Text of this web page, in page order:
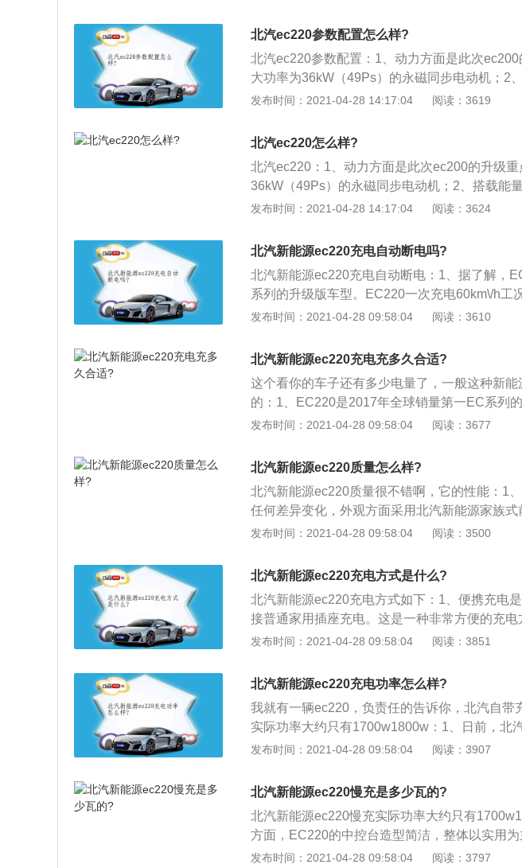
大续航里程可达200公里；3、外观方面，车头
还配有雾灯。前风挡采用单雨刷设计。黑色钢
提高美观度。充电方面配备了两种充电装置：
h）。直流快充口位于logo下，交流慢充口位于
仪表盘显示清晰，左侧能量表可以显示输出功率
北汽ec220参数配置怎么样?
北汽ec220参数配置：1、动力方面是此次
大功率为36kW（49Ps）的永磁同步电动机；2
g的三元锂电池，最大续航里程大于200km，并
电控系统，针对电控部件进行了集成化设计；4
制单元高度集成为PDU，为车辆增加了更多的
提升作用。
发布时间：2021-04-28 14:17:04 阅读：3619
北汽ec220怎么样?
北汽ec220：1、动力方面是此次ec200的升级
36kW（49Ps）的永磁同步电动机；2、搭载能
锂电池，最大续航里程大于200km，并支持慢充
统，针对电控部件进行了集成化设计，让高压
集成为PDU，为车辆增加了更多的缓冲空间，
发布时间：2021-04-28 14:17:04 阅读：3624
北汽新能源ec220充电自动断电吗?
北汽新能源ec220充电自动断电：1、据了解，
系列的升级版车型。EC220一次充电60km\/h工
提升至215公里；2、能量久：EC220采用智能
快，0-50km\/h加速时间仅需6s。
发布时间：2021-04-28 09:58:04 阅读：3610
北汽新能源ec220充电充多久合适?
这个看你的车子还有多少电量了，一般这种新
的：1、EC220是2017年全球销量第一EC系列
0km\/h工况续航提升至171公里，等速续航提升
稳：旋钮式电子换挡，4挡智能控制行车稳起步
4、操控棒：正向研发纯电动汽车专业底盘，转
如轻松驾驭，可以说升级版的EC220增加了用
发布时间：2021-04-28 09:58:04 阅读：3677
北汽新能源ec220质量怎么样?
北汽新能源ec220质量很不错啊，它的性能：1
任何差异变化，外观方面采用北汽新能源家族
设计突显新能源车型，头灯采用卤素光源，进行
车身造型采用当下主流的微型车设计风格，非常
75mm×1630mm×1518mm，轴距为2360mm，
是非常实用，配装165\/50R14尺寸轮胎，更加
型去掉了原有版本一键启动功能，其它配置无
盘，全车仿皮质座椅，座椅填充非常不错，软硬
体放倒，以增加车内使用空间；4、动力方面，
动，最大扭矩140N.m，电池组也更换为磷酸铁
架部分配以前麦弗逊式独立悬架后拖拽臂式非独
发布时间：2021-04-28 09:58:04 阅读：3500
北汽新能源ec220充电方式是什么?
北汽新能源ec220充电方式如下：1、便携充电
接普通家用插座充电。这是一种非常方便的充
充电；2、家用充电桩是最常见的一种充电桩。
装；3、家用充电桩虽然不错，但还有很多用户
合，无法安装家用充电桩。对他们来说，公共
里不能建充电桩，就只能到公共充电桩充电了。
方电网这类电力企业建设并维护经营。
发布时间：2021-04-28 09:58:04 阅读：3851
北汽新能源ec220充电功率怎么样?
我就有一辆ec220，负责任的告诉你，北汽自带
实际功率大约只有1700w1800w：1、日前，北
增标准版车型，补贴后售价为5.58万元；2、现
作为新增车型，车子的外观、内饰大部分和现款
原有的入门版（经典版）车型去掉一键启动功
面，新车采用最大功率为30kW（41PS）的电
磷酸铁锂电池，并且仅提供慢充方式，充满时
266km。
发布时间：2021-04-28 09:58:04 阅读：3907
北汽新能源ec220慢充是多少瓦的?
北汽新能源ec220慢充实际功率大约只有
方面，EC220的中控台造型简洁，整体以实用
方向盘、倒车雷达\/影像、双色的仿皮+布料拼接
发布时间：2021-04-28 09:58:04 阅读：3797